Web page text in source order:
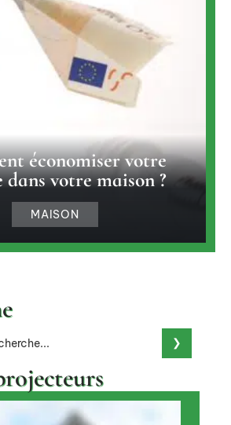
économiser votre
dans votre maison ?
MAISON